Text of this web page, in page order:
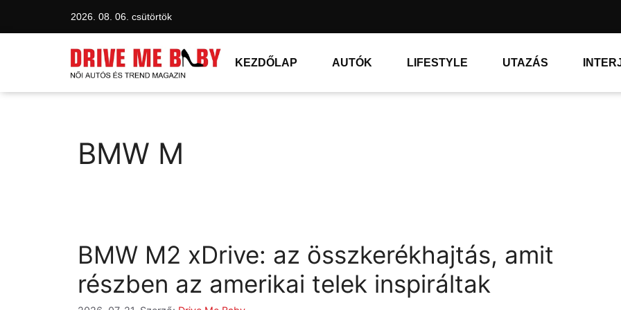
2026. 08. 06. csütörtök
KEZDŐLAP AUTÓK LIFESTYLE UTAZÁS
BMW M
BMW M2 xDrive: az összkerékhajtás, amit
részben az amerikai telek inspiráltak